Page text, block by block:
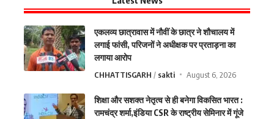
एकलव्य छात्रावास में नौवीं के छात्र ने शौचालय में
लगाई फांसी, परिजनों ने अधीक्षक पर प्रताड़ना का
लगाया आरोप
CHHATTISGARH sakti August 6, 2026
शिक्षा और सशक्त नेतृत्व से ही बनेगा विकसित भारत :
रामचंद्र शर्मा,इंडिया CSR के राष्ट्रीय सेमिनार में गूंजे